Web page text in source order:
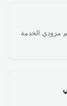
مزودي الخدمة